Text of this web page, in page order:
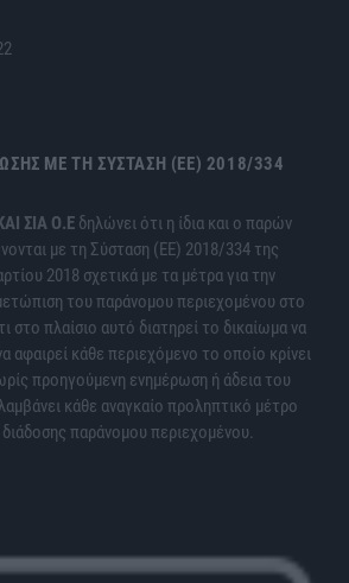
ΜΕ ΤΗ ΣΎΣΤΑΣΗ (ΕΕ) 2018/334
ΣΙΑ Ο.Ε δηλώνει ότι η ίδια και ο παρών
με τη Σύσταση (ΕΕ) 2018/334 της
2018 σχετικά με τα μέτρα για την
του παράνομου περιεχομένου στο
στο πλαίσιο αυτό διατηρεί το δικαίωμα να
αφαιρεί κάθε περιεχόμενο το οποίο κρίνει
προηγούμενη ενημέρωση ή άδεια του
κάθε αναγκαίο προληπτικό μέτρο
παράνομου περιεχομένου.